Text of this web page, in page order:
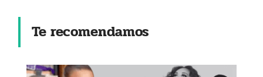
Te recomendamos